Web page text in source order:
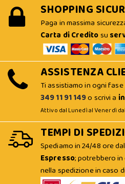
SHOPPING
Paga in massima
Carta di Creditosu
ASSISTENZA
Ti assistiamo in ogni
349 11 91 149o scrivi a
Attivo dal Lunedì al Venerdì
TEMPI DI
Spediamo in 24/48 ore
Espresso; potrebbero
nella spedizione in caso